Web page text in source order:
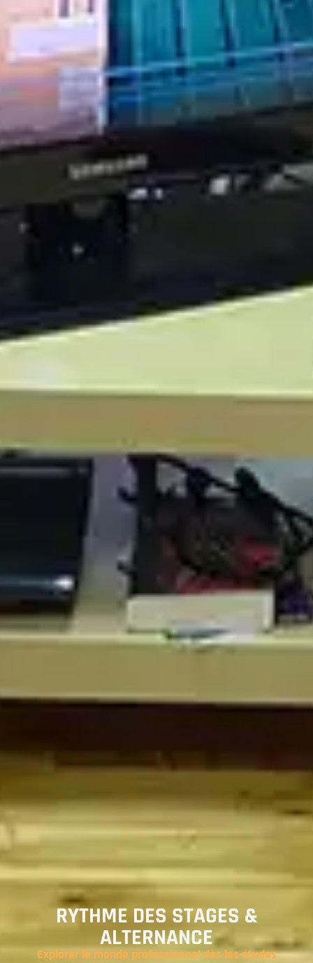
RYTHME DES STAGES &
ALTERNANCE
Explorer le monde professionnel dès les études